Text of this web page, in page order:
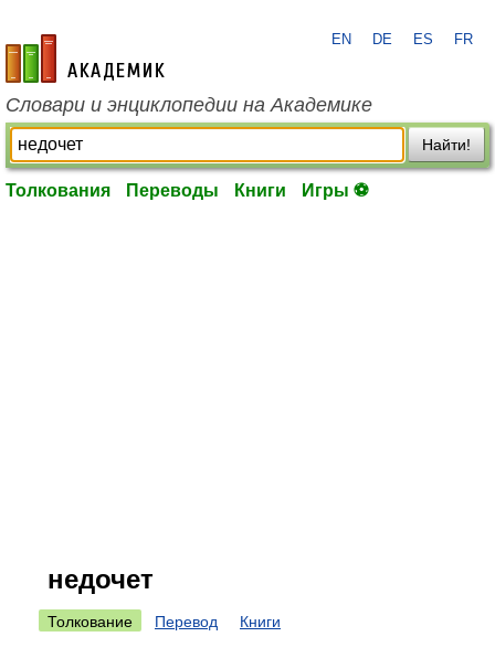
academic.ru
EN DE ES FR
Словари и энциклопедии на Академике
Найти!
Толкования Переводы Книги Игры ⚽
недочет
Толкование Перевод Книги